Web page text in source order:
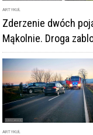
ARTYKUŁ
Zderzenie dwóch
Mąkolnie. Droga
ARTYKUŁ